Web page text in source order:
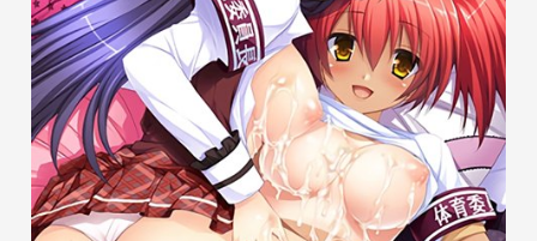
な に ぬ ね の
は ひ ふ へ ほ
ま み む め も
や ゆ よ